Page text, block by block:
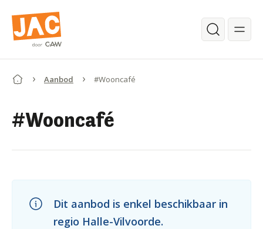
Zoeken
Aanbod #Wooncafé
#Wooncafé
Dit aanbod is enkel beschikbaar in
regio Halle-Vilvoorde.